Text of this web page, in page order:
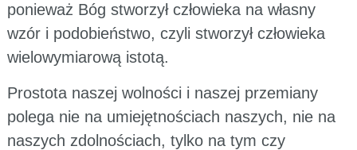
ponieważ Bóg stworzył człowieka na własny
wzór i podobieństwo, czyli stworzył człowieka
wielowymiarową istotą.
Prostota naszej wolności i naszej przemiany
polega nie na umiejętnościach naszych, nie na
naszych zdolnościach, tylko na tym czy